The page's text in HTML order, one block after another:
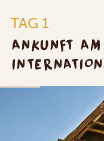
TAG 1
ANKUNFT